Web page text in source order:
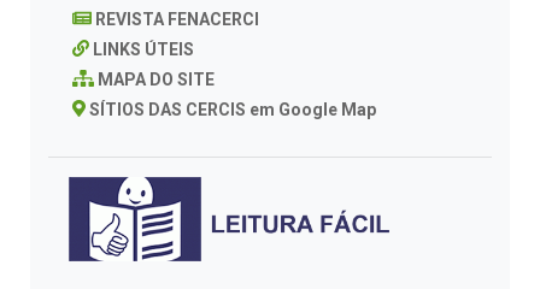
REVISTA FENACERCI
LINKS ÚTEIS
MAPA DO SITE
SÍTIOS DAS CERCIS em Google Map